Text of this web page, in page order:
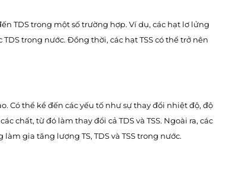
TDS trong một số trường hợp. Ví dụ, các hạt lơ lửng
trong nước. Đồng thời, các hạt TSS có thể trở nên
Có thể kể đến các yếu tố như sự thay đổi nhiệt độ, độ
chất, từ đó làm thay đổi cả TDS và TSS. Ngoài ra, các
gia tăng lượng TS, TDS và TSS trong nước.